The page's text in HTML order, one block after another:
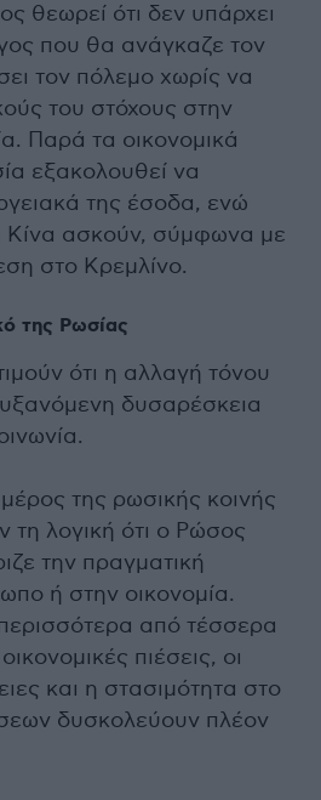
θεωρεί ότι δεν υπάρχει
που θα ανάγκαζε τον
τον πόλεμο χωρίς να
του στόχους στην
Παρά τα οικονομικά
εξακολουθεί να
της έσοδα, ενώ
Κίνα ασκούν, σύμφωνα με
στο Κρεμλίνο.
της Ρωσίας
ότι η αλλαγή τόνου
δυσαρέσκεια
της ρωσικής κοινής
τη λογική ότι ο Ρώσος
την πραγματική
ή στην οικονομία.
από τέσσερα
πιέσεις, οι
και η στασιμότητα στο
δυσκολεύουν πλέον